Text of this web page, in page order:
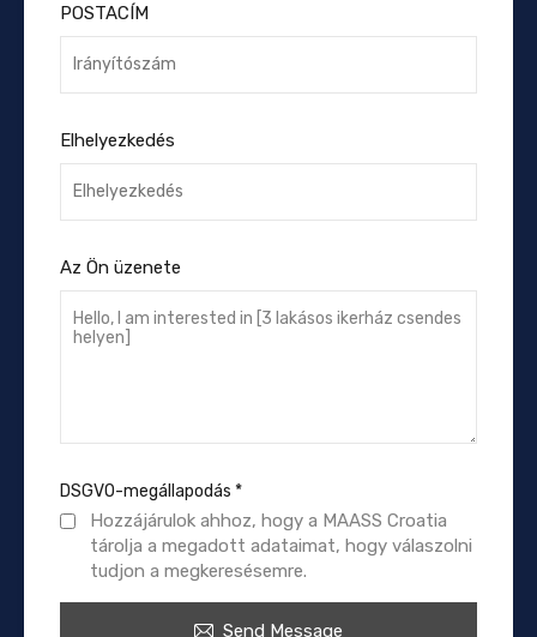
POSTACÍM
Elhelyezkedés
Az Ön üzenete
DSGVO-megállapodás *
Hozzájárulok ahhoz, hogy a MAASS Croatia
tárolja a megadott adataimat, hogy válaszolni
tudjon a megkeresésemre.
Send Message